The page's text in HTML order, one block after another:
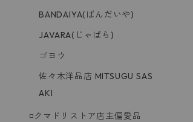
BANDAIYA(ばんだいや)
JAVARA(じゃばら)
ゴヨウ
佐々木洋品店 MITSUGU SAS
AKI
◽️クマドリストア店主偏愛品